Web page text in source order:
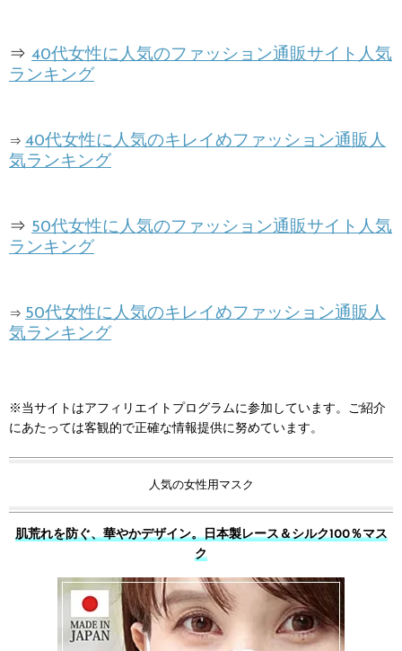
⇒ 40代女性に人気のファッション通販サイト人気
ランキング
⇒ 40代女性に人気のキレイめファッション通販人
気ランキング
⇒ 50代女性に人気のファッション通販サイト人気
ランキング
⇒ 50代女性に人気のキレイめファッション通販人
気ランキング
※当サイトはアフィリエイトプログラムに参加しています。ご紹介
にあたっては客観的で正確な情報提供に努めています。
人気の女性用マスク
肌荒れを防ぐ、華やかデザイン。日本製レース＆シルク100％マス
ク